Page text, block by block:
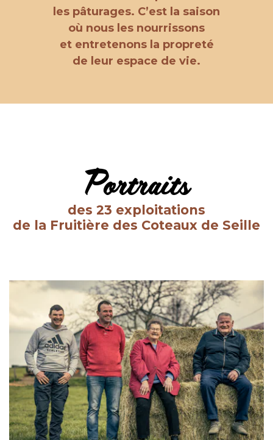
les pâturages. C’est la saison
où nous les nourrissons
et entretenons la propreté
de leur espace de vie.
Portraits
des 23 exploitations
de la Fruitière des Coteaux de Seille